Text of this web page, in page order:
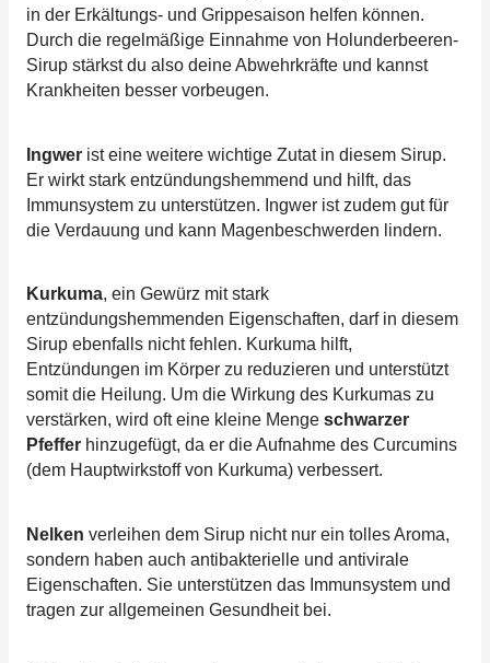
in der Erkältungs- und Grippesaison helfen können.
Durch die regelmäßige Einnahme von Holunderbeeren-
Sirup stärkst du also deine Abwehrkräfte und kannst
Krankheiten besser vorbeugen.
Ingwerist eine weitere wichtige Zutat in diesem Sirup.
Er wirkt stark entzündungshemmend und hilft, das
Immunsystem zu unterstützen. Ingwer ist zudem gut für
die Verdauung und kann Magenbeschwerden lindern.
Kurkuma, ein Gewürz mit stark
entzündungshemmenden Eigenschaften, darf in diesem
Sirup ebenfalls nicht fehlen. Kurkuma hilft,
Entzündungen im Körper zu reduzieren und unterstützt
somit die Heilung. Um die Wirkung des Kurkumas zu
verstärken, wird oft eine kleine Menge schwarzer
Pfefferhinzugefügt, da er die Aufnahme des Curcumins
(dem Hauptwirkstoff von Kurkuma) verbessert.
Nelken verleihen dem Sirup nicht nur ein tolles Aroma,
sondern haben auch antibakterielle und antivirale
Eigenschaften. Sie unterstützen das Immunsystem und
tragen zur allgemeinen Gesundheit bei.